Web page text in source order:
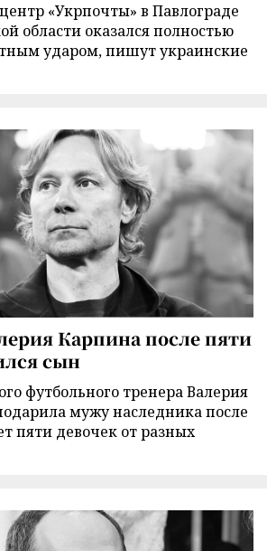
«Укрпочты» в Павлограде
области оказался полностью
ударом, пишут украинские
Карпина после пяти
сын
футбольного тренера Валерия
мужу наследника после
пяти девочек от разных